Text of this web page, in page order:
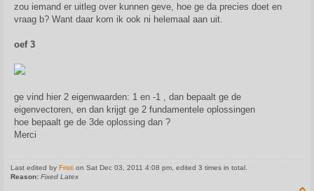
zou iemand er uitleg over kunnen geve, hoe ge da precies doet en
vraag b? Want daar kom ik ook ni helemaal aan uit.
oef 3
ge vind hier 2 eigenwaarden: 1 en -1 , dan bepaalt ge de
eigenvectoren, en dan krijgt ge 2 fundamentele oplossingen
hoe bepaalt ge de 3de oplossing dan ?
Merci
Last edited by Fristi on Sat Dec 03, 2011 4:08 pm, edited 3 times in total.
Reason: Fixed Latex